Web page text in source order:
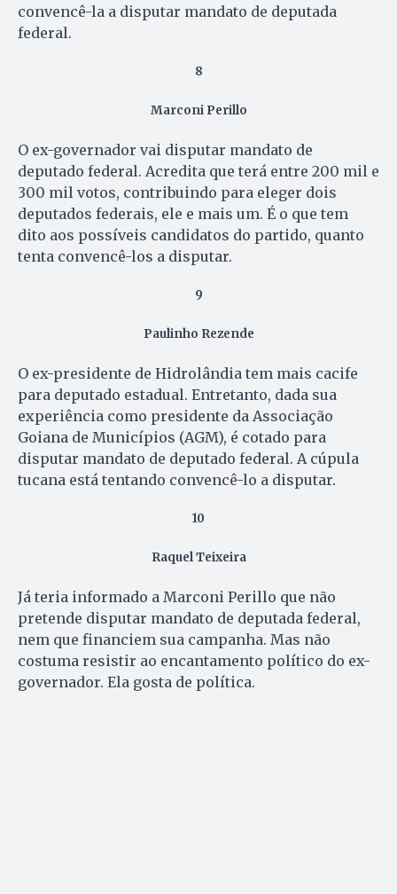
convencê-la a disputar mandato de deputada
federal.
8
Marconi Perillo
O ex-governador vai disputar mandato de
deputado federal. Acredita que terá entre 200 mil e
300 mil votos, contribuindo para eleger dois
deputados federais, ele e mais um. É o que tem
dito aos possíveis candidatos do partido, quanto
tenta convencê-los a disputar.
9
Paulinho Rezende
O ex-presidente de Hidrolândia tem mais cacife
para deputado estadual. Entretanto, dada sua
experiência como presidente da Associação
Goiana de Municípios (AGM), é cotado para
disputar mandato de deputado federal. A cúpula
tucana está tentando convencê-lo a disputar.
10
Raquel Teixeira
Já teria informado a Marconi Perillo que não
pretende disputar mandato de deputada federal,
nem que financiem sua campanha. Mas não
costuma resistir ao encantamento político do ex-
governador. Ela gosta de política.